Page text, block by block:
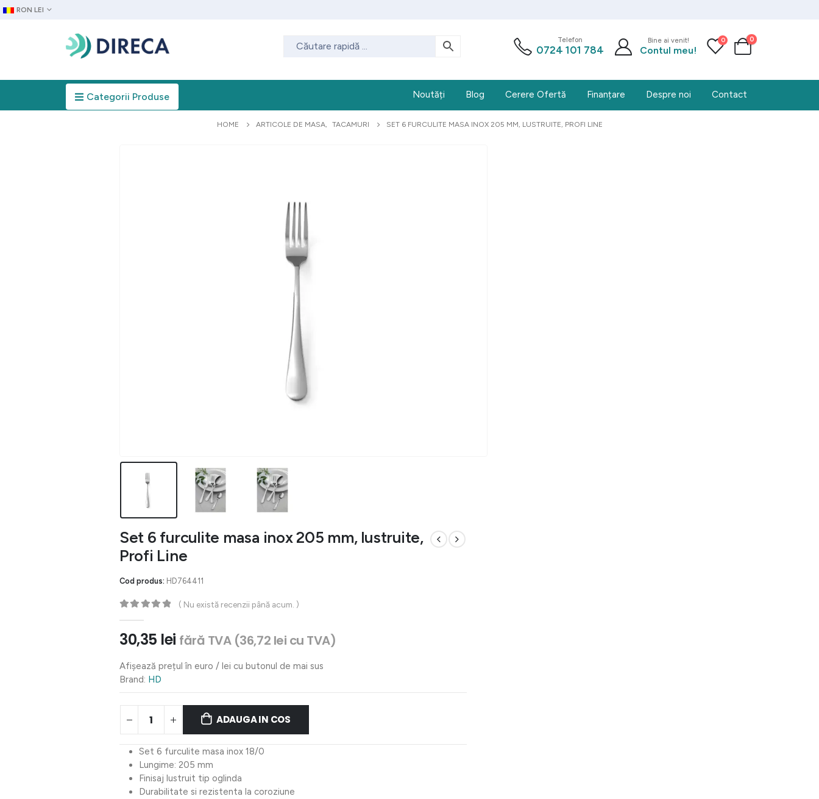
RON LEI
Telefon
0724 101 784
Bine ai venit!
Contul meu!
0 0
Categorii Produse Noutăți Blog Cerere Ofertă Finanțare Despre noi Contact
HOME ARTICOLE DE MASA, TACAMURI SET 6 FURCULITE MASA INOX 205 MM, LUSTRUITE, PROFI LINE
Set 6 furculite masa inox 205 mm, lustruite,
Profi Line
Cod produs: HD764411
( Nu există recenzii până acum. )
30,35 lei fără TVA (36,72 lei cu TVA)
Afișează prețul în euro / lei cu butonul de mai sus
Brand: HD
ADAUGA IN COS
Set 6 furculite masa inox 18/0
Lungime: 205 mm
Finisaj lustruit tip oglinda
Durabilitate si rezistenta la coroziune